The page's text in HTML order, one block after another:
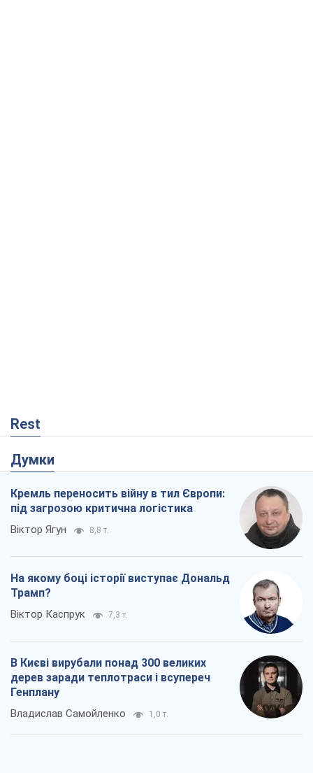
Rest
Думки
Кремль переносить війну в тил Європи:
під загрозою критична логістика
Віктор Ягун 8,8 т.
На якому боці історії виступає Дональд
Трамп?
Віктор Каспрук 7,3 т.
В Києві вирубали понад 300 великих
дерев заради теплотраси і всупереч
Генплану
Владислав Самойленко 1,0 т.